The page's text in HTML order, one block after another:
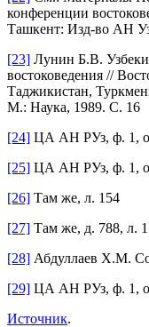
конференции
Ташкент: Изд-во АН
[23] Лунин Б.В.
востоковедения //
Таджикистан,
М.: Наука, 1989. С. 16
[24] ЦА АН РУз, ф. 1,
[25] ЦА АН РУз, ф. 1,
[26] Там же, л. 154
[27] Там же, д. 788, л. 1
[28] Абдуллаев Х.М.
[29] ЦА АН РУз, ф. 1,
Источник.